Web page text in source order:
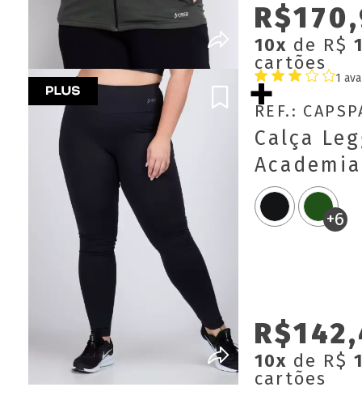
10x de R$
cartões
1
REF.:
+6
Calça
Básica
10x de R$
cartões